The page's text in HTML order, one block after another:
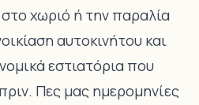
χωριό ή την παραλία
αυτοκινήτου και
εστιατόρια που
Πες μας ημερομηνίες